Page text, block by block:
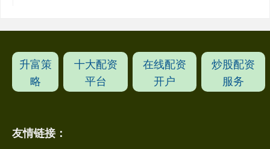
升富策
略
十大配资
平台
在线配资
开户
炒股配资
服务
友情链接：